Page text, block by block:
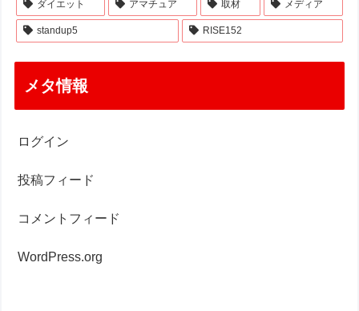
ダイエット アマチュア 取材 メディア
standup5 RISE152
メタ情報
ログイン
投稿フィード
コメントフィード
WordPress.org